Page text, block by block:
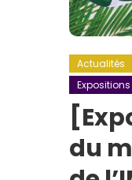
Actualités
Expositions
du